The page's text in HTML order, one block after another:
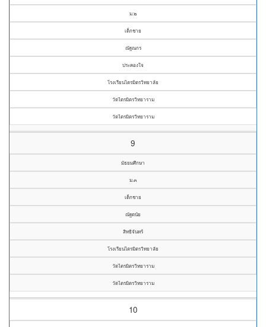
ม.๒
เด็กชาย
ณัฐณกร
ประคองใจ
โรงเรียนไตรมิตรวิทยาลัย
วัดไตรมิตรวิทยาราม
วัดไตรมิตรวิทยาราม
9
มัธยมศึกษา
ม.๓
เด็กชาย
ณัฐดนัย
สิทธิจันทร์
โรงเรียนไตรมิตรวิทยาลัย
วัดไตรมิตรวิทยาราม
วัดไตรมิตรวิทยาราม
10